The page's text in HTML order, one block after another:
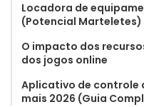
Locadora de
(Potencial Marteletes)
O impacto dos
dos jogos online
Aplicativo de controle
mais 2026 (Guia